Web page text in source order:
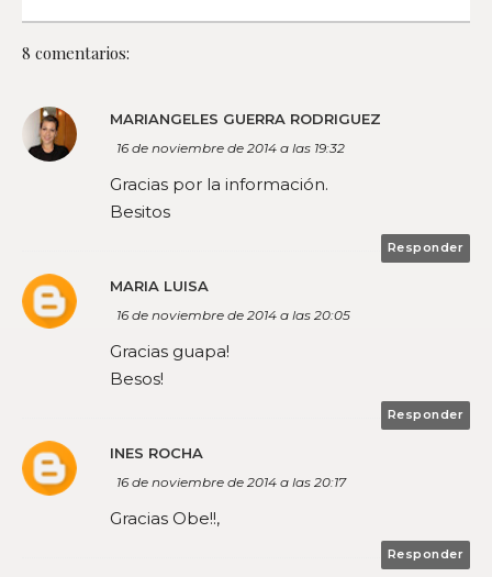
8 comentarios:
MARIANGELES GUERRA RODRIGUEZ
16 de noviembre de 2014 a las 19:32
Gracias por la información.
Besitos
Responder
MARIA LUISA
16 de noviembre de 2014 a las 20:05
Gracias guapa!
Besos!
Responder
INES ROCHA
16 de noviembre de 2014 a las 20:17
Gracias Obe!!,
Responder